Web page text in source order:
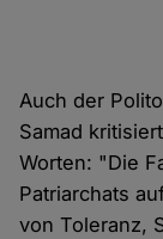
Auch der
Samad
Worten: "Die
Patriarchats
von Toleranz,